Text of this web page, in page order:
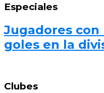
Especiales
Jugadores con
goles en la
Clubes